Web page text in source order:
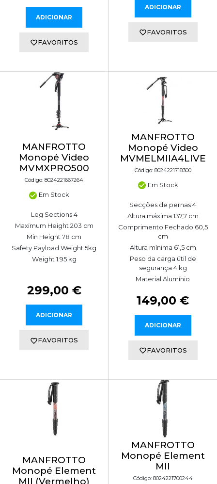
ADICIONAR
FAVORITOS
ADICIONAR
FAVORITOS
MANFROTTO
Monopé Video
MVMXPRO500
Código: 8024221667264
Em Stock
Leg Sections 4
Maximum Height 203 cm
Min Height 78 cm
Safety Payload Weight 5kg
Weight 1.95 kg
299,00 €
ADICIONAR
FAVORITOS
MANFROTTO
Monopé Video
MVMELMIIA4LIVE
Código: 8024221718300
Em Stock
Secções de pernas 4
Altura máxima 137,7 cm
Comprimento Fechado 60,5
cm
Altura mínima 61,5 cm
Peso da carga útil de
segurança 4 kg
Material Alumínio
149,00 €
ADICIONAR
FAVORITOS
MANFROTTO
Monopé Element
MII (Vermelho)
MANFROTTO
Monopé Element
MII
Código: 8024221700244